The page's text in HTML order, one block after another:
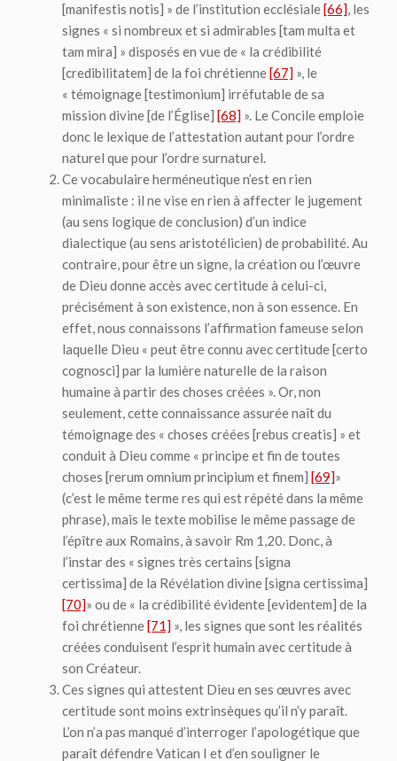
[manifestis notis] » de l’institution ecclésiale[66], les
signes « si nombreux et si admirables [tam multa et
tam mira] » disposés en vue de « la crédibilité
[credibilitatem] de la foi chrétienne[67] », le
« témoignage [testimonium] irréfutable de sa
mission divine [de l’Église] [68] ». Le Concile emploie
donc le lexique de l’attestation autant pour l’ordre
naturel que pour l’ordre surnaturel.
Ce vocabulaire herméneutique n’est en rien
minimaliste : il ne vise en rien à affecter le jugement
(au sens logique de conclusion) d’un indice
dialectique (au sens aristotélicien) de probabilité. Au
contraire, pour être un signe, la création ou l’œuvre
de Dieu donne accès avec certitudeà celui-ci,
précisément à son existence, non à son essence. En
effet, nous connaissons l’affirmation fameuse selon
laquelle Dieu « peut être connu avec certitude [certo
cognosci] par la lumière naturelle de la raison
humaine à partir des choses créées ». Or, non
seulement, cette connaissance assurée naît du
témoignage des « choses créées [rebus creatis] » et
conduit à Dieu comme « principe et fin de toutes
choses [rerum omnium principium et finem] [69]»
(c’est le même termeres qui est répété dans la même
phrase), mais le texte mobilise le même passage de
l’épître aux Romains, à savoir Rm 1,20. Donc, à
l’instar des « signes très certains [signa
certissima] de la Révélation divine [signa certissima]
[70]» ou de « la crédibilité évidente [evidentem] de la
foi chrétienne[71] », les signes que sont les réalités
créées conduisent l’esprit humain avec certitude à
son Créateur.
Ces signes qui attestent Dieu en ses œuvres avec
certitude sontmoins extrinsèques qu’il n’y paraît.
L’on n’a pas manqué d’interroger l’apologétique que
paraît défendre Vatican I et d’en souligner le